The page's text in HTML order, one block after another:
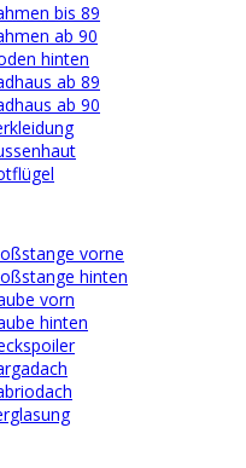
bis 89
ab 90
hinten
ab 89
ab 90
vorne
hinten
vorn
hinten